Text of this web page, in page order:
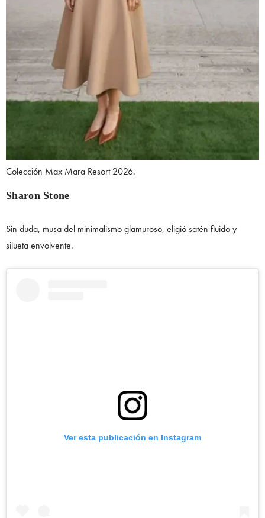
Colección Max Mara Resort 2026.
Sharon Stone
Sin duda, musa del minimalismo glamuroso, eligió satén fluido y
silueta envolvente.
Ver esta publicación en Instagram